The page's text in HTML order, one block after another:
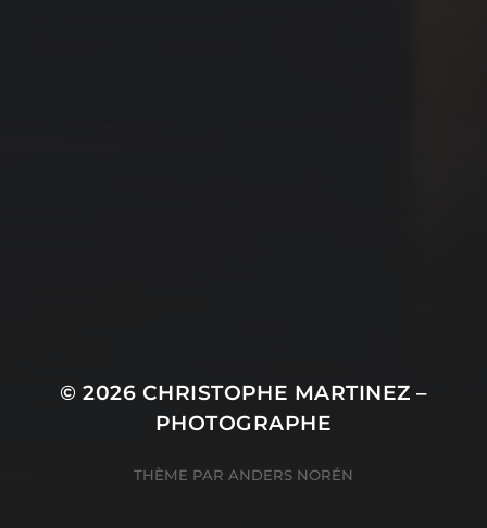
© 2026 CHRISTOPHE MARTINEZ –
PHOTOGRAPHE
THÈME PAR ANDERS NORÉN